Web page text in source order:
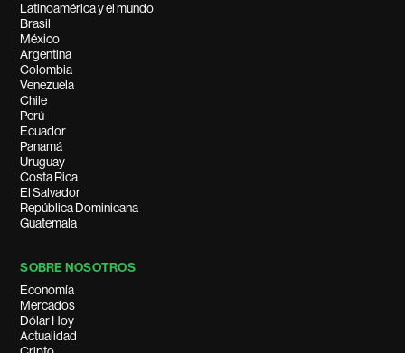
Latinoamérica y el mundo
Brasil
México
Argentina
Colombia
Venezuela
Chile
Perú
Ecuador
Panamá
Uruguay
Costa Rica
El Salvador
República Dominicana
Guatemala
SOBRE NOSOTROS
Economía
Mercados
Dólar Hoy
Actualidad